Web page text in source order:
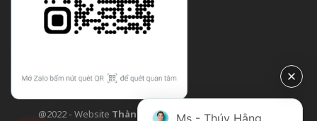
@2022 - Website Thành Công Flower| Design bởi
Ms - Thúy Hằng